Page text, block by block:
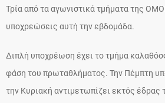
Τρία από τα αγωνιστικά τμήματα της
υποχρεώσεις αυτή την εβδομάδα.
Διπλή υποχρέωση έχει το τμήμα
φάση του πρωταθλήματος. Την Πέμπτη
την Κυριακή αντιμετωπίζει εκτός